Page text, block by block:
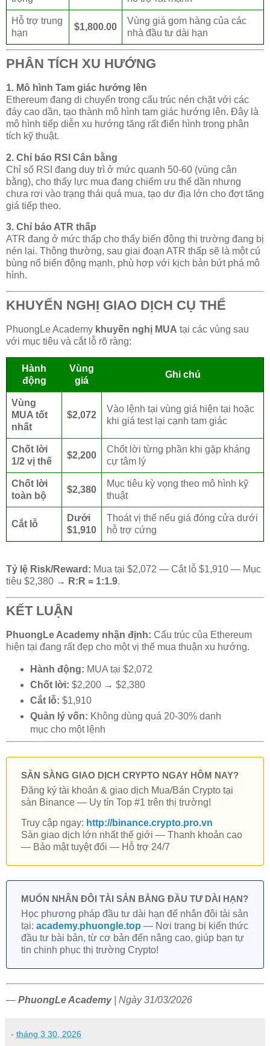
Hỗ trợ trung
hạn
$1,800.00
Vùng giá gom hàng của các
nhà đầu tư dài hạn
PHÂN TÍCH XU HƯỚNG
1. Mô hình Tam giác hướng lên
Ethereum đang di chuyển trong cấu trúc nén chặt với các
đáy cao dần, tạo thành mô hình tam giác hướng lên. Đây là
mô hình tiếp diễn xu hướng tăng rất điển hình trong phân
tích kỹ thuật.
2. Chỉ báo RSI Cân bằng
Chỉ số RSI đang duy trì ở mức quanh 50-60 (vùng cân
bằng), cho thấy lực mua đang chiếm ưu thế dần nhưng
chưa rơi vào trạng thái quá mua, tạo dư địa lớn cho đợt tăng
giá tiếp theo.
3. Chỉ báo ATR thấp
ATR đang ở mức thấp cho thấy biến động thị trường đang bị
nén lại. Thông thường, sau giai đoạn ATR thấp sẽ là một cú
bùng nổ biến động mạnh, phù hợp với kịch bản bứt phá mô
hình.
KHUYẾN NGHỊ GIAO DỊCH CỤ THỂ
PhuongLe Academy khuyến nghị MUA tại các vùng sau
với mục tiêu và cắt lỗ rõ ràng:
Hành
động
Vùng
giá
Ghi chú
Vùng
MUA tốt
nhất
$2,072
Vào lệnh tại vùng giá hiện tại hoặc
khi giá test lại cạnh tam giác
Chốt lời
1/2 vị thế
$2,200
Chốt lời từng phần khi gặp kháng
cự tâm lý
Chốt lời
toàn bộ
$2,380
Mục tiêu kỳ vọng theo mô hình kỹ
thuật
Cắt lỗ
Dưới
$1,910
Thoát vị thế nếu giá đóng cửa dưới
hỗ trợ cứng
Tỷ lệ Risk/Reward: Mua tại $2,072 — Cắt lỗ $1,910 — Mục
tiêu $2,380 → R:R = 1:1.9.
KẾT LUẬN
PhuongLe Academy nhận định: Cấu trúc của Ethereum
hiện tại đang rất đẹp cho một vị thế mua thuận xu hướng.
Hành động: MUA tại $2,072
Chốt lời: $2,200 → $2,380
Cắt lỗ: $1,910
Quản lý vốn: Không dùng quá 20-30% danh
mục cho một lệnh
SẴN SÀNG GIAO DỊCH CRYPTO NGAY HÔM NAY?
Đăng ký tài khoản & giao dịch Mua/Bán Crypto tại
sàn Binance — Uy tín Top #1 trên thị trường!
Truy cập ngay: http://binance.crypto.pro.vn
Sàn giao dịch lớn nhất thế giới — Thanh khoản cao
— Bảo mật tuyệt đối — Hỗ trợ 24/7
MUỐN NHÂN ĐÔI TÀI SẢN BẰNG ĐẦU TƯ DÀI HẠN?
Học phương pháp đầu tư dài hạn để nhân đôi tài sản
tại: academy.phuongle.top — Nơi trang bị kiến thức
đầu tư bài bản, từ cơ bản đến nâng cao, giúp bạn tự
tin chinh phục thị trường Crypto!
— PhuongLe Academy| Ngày 31/03/2026
- tháng 3 30, 2026